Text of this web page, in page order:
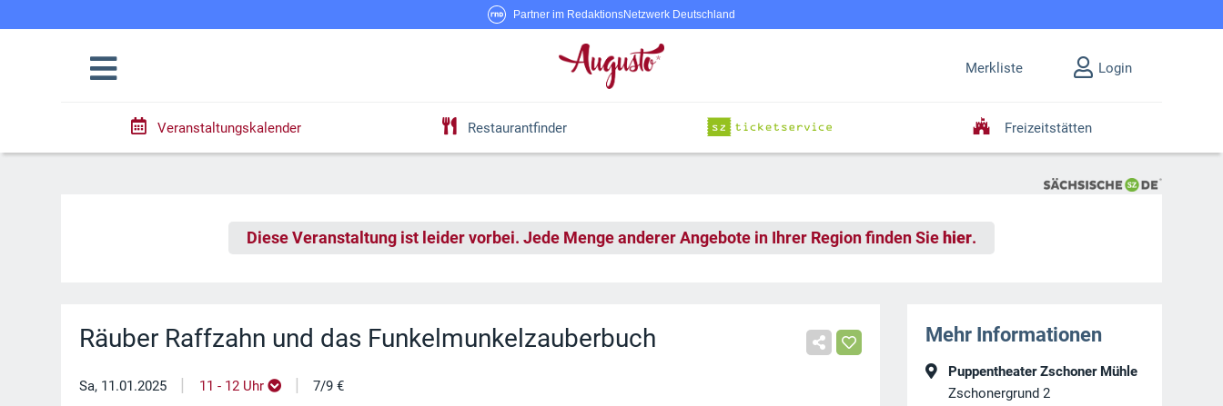
Partner im RedaktionsNetzwerk Deutschland
Merkliste Login
Veranstaltungskalender Restaurantfinder Freizeitstätten
Diese Veranstaltung ist leider vorbei. Jede Menge anderer Angebote in Ihrer Region finden Sie hier.
Räuber Raffzahn und das Funkelmunkelzauberbuch
Sa, 11.01.2025 | 11 - 12 Uhr | 7/9 €
Mehr Informationen
Puppentheater Zschoner Mühle
Zschonergrund 2